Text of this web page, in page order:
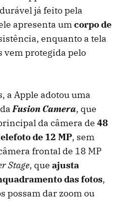
já feito pela
apresenta umcorpo de
enquanto a tela
vem protegida pelo
a Apple adotou uma
Fusion Camera, que
da câmera de 48
de 12 MP, sem
frontal de 18 MP
Stage, que ajusta
das fotos,
possam dar zoom ou